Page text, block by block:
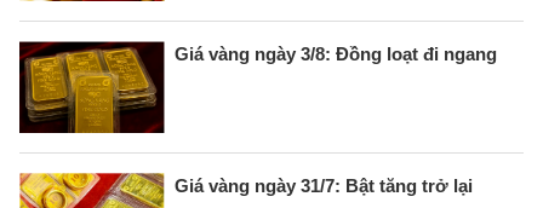
Giá vàng ngày 3/8: Đồng loạt đi ngang
Giá vàng ngày 31/7: Bật tăng trở lại